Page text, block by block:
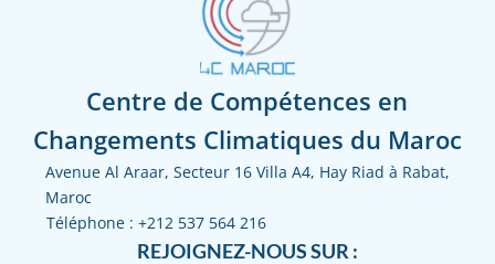
Centre de Compétences en
Changements Climatiques du Maroc
Avenue Al Araar, Secteur 16 Villa A4, Hay Riad à Rabat,
Maroc
Téléphone : +212 537 564 216
REJOIGNEZ-NOUS SUR :